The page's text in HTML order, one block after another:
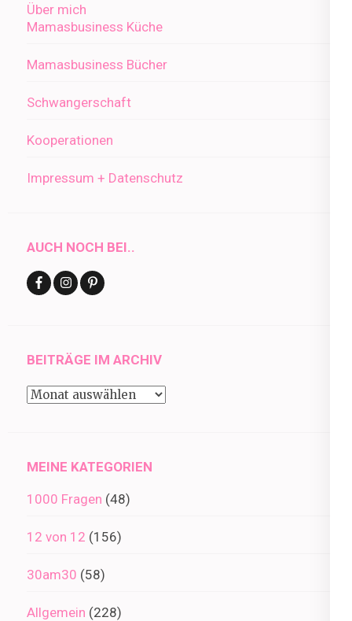
Über mich
Mamasbusiness Küche
Mamasbusiness Bücher
Schwangerschaft
Kooperationen
Impressum + Datenschutz
AUCH NOCH BEI..
BEITRÄGE IM ARCHIV
Beiträge
MEINE KATEGORIEN
1000 Fragen (48)
12 von 12 (156)
30am30 (58)
Allgemein (228)